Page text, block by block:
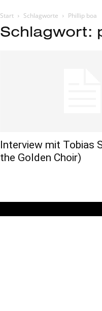
Start Schlagworte Phillip boa
Schlagwort:
Interview mit Tobias
the Golden Choir)